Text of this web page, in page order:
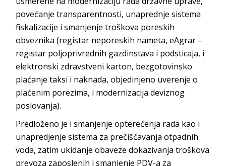
povećanje transparentnosti, unaprednje sistema
fiskalizacije i smanjenje troškova poreskih
obveznika (registar neporeskih nameta, eAgrar –
registar poljoprivrednih gazdinstava i podsticaja, i
elektronski zdravstveni karton, bezgotovinsko
plaćanje taksi i naknada, objedinjeno uverenje o
plaćenim porezima, i modernizacija deviznog
poslovanja).
Predloženo je i smanjenje opterećenja rada kao i
unapredjenje sistema za prečišćavanja otpadnih
voda, zatim ukidanje obaveze dokazivanja troškova
prevoza zaposlenih i smanjenje PDV-a za